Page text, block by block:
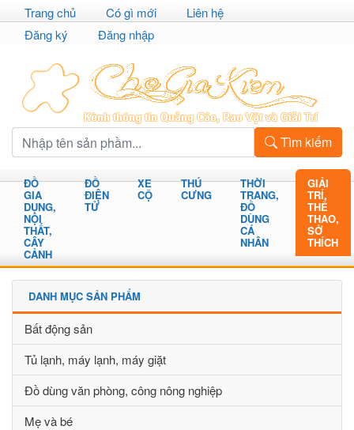
Trang chủ Có gì mới
Liên hệ
Đăng ký
Đăng nhập
Tìm kiếm
ĐỒ
GIA
DỤNG,
NỘI
THẤT,
CÂY
CẢNH
ĐỒ
ĐIỆN
TỬ
XE
CỘ
THÚ
CƯNG
THỜI
TRANG,
ĐỒ
DÙNG
CÁ
NHÂN
GIẢI
TRÍ,
THỂ
THAO,
SỞ
THÍCH
DANH MỤC SẢN PHẨM
Bất động sản
Tủ lạnh, máy lạnh, máy giặt
Đồ dùng văn phòng, công nông nghiệp
Mẹ và bé